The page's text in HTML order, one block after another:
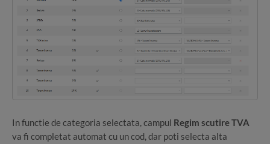
In functie de categoria selectata, campul Regim scutire TVA
va fi completat automat cu un cod, dar poti selecta alta